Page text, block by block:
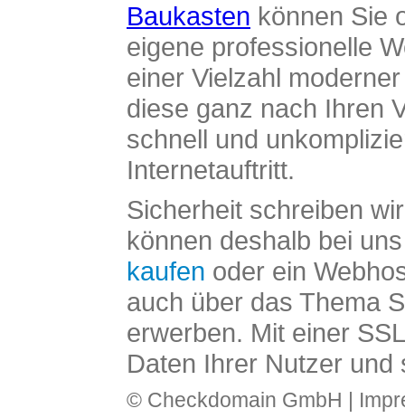
Baukasten können Sie
eigene professionelle
einer Vielzahl
diese ganz nach Ihren
schnell und
Internetauftritt.
Sicherheit schreiben
können deshalb bei
kaufen oder ein
auch über das Thema
erwerben. Mit einer
Daten Ihrer Nutzer und
© Checkdomain GmbH |